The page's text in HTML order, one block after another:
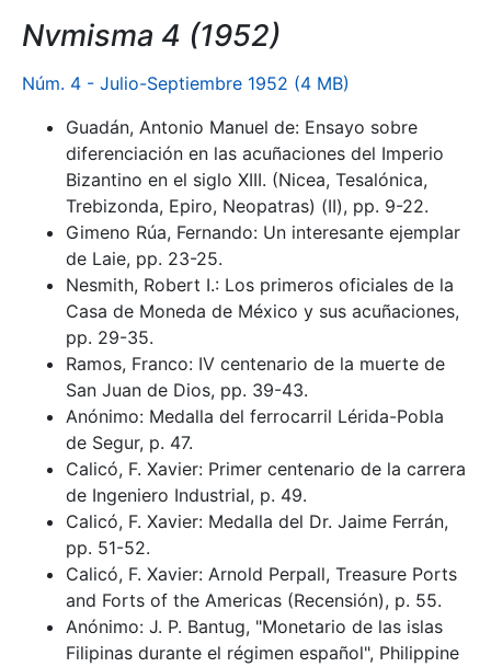
Nvmisma 4 (1952)
Núm. 4 - Julio-Septiembre 1952 (4 MB)
Guadán, Antonio Manuel de: Ensayo sobre
diferenciación en las acuñaciones del Imperio
Bizantino en el siglo XIII. (Nicea, Tesalónica,
Trebizonda, Epiro, Neopatras) (II), pp. 9-22.
Gimeno Rúa, Fernando: Un interesante ejemplar
de Laie, pp. 23-25.
Nesmith, Robert I.: Los primeros oficiales de la
Casa de Moneda de México y sus acuñaciones,
pp. 29-35.
Ramos, Franco: IV centenario de la muerte de
San Juan de Dios, pp. 39-43.
Anónimo: Medalla del ferrocarril Lérida-Pobla
de Segur, p. 47.
Calicó, F. Xavier: Primer centenario de la carrera
de Ingeniero Industrial, p. 49.
Calicó, F. Xavier: Medalla del Dr. Jaime Ferrán,
pp. 51-52.
Calicó, F. Xavier: Arnold Perpall, Treasure Ports
and Forts of the Americas (Recensión), p. 55.
Anónimo: J. P. Bantug, "Monetario de las islas
Filipinas durante el régimen español", Philippine